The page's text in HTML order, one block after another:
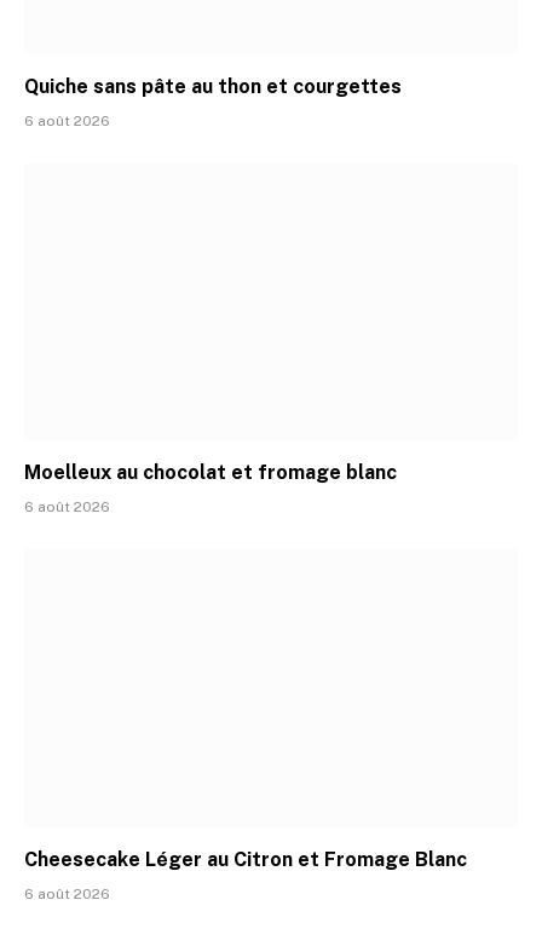
Quiche sans pâte au thon et courgettes
6 août 2026
Moelleux au chocolat et fromage blanc
6 août 2026
Cheesecake Léger au Citron et Fromage Blanc
6 août 2026